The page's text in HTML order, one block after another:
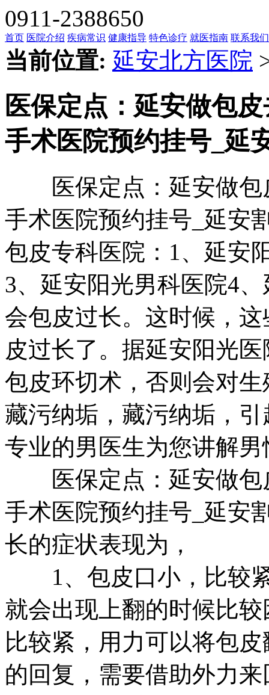
0911-2388650
首页 医院介绍 疾病常识 健康指导 特色诊疗 就医指南 联系我们
当前位置: 延安北方医院
医保定点：延安做包
手术医院预约挂号_延
医保定点：延安做包
手术医院预约挂号_延安
包皮专科医院：1、延安
3、延安阳光男科医院4
会包皮过长。这时候，
皮过长了。据延安阳光
包皮环切术，否则会对
藏污纳垢，藏污纳垢，
专业的男医生为您讲解
医保定点：延安做包
手术医院预约挂号_延安
长的症状表现为，
1、包皮口小，比较紧
就会出现上翻的时候比
比较紧，用力可以将包
的回复，需要借助外力